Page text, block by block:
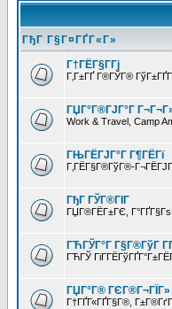
ГђГ Г§Г¤ГҐГ«Г»
Г†ГЁГ§Г­Гј
Г‚Г±ГҐ Г®ГЎГ®
ГЏГ°Г®ГЈГ°Г
Work & Travel, Camp
ГЊГЁГЈГ°Г Г¶ГЁГї
Г‚ГЁГ§Г®ГўГ®-
ГђГ ГЎГ®ГІГ
ГЏГ®ГЁГ±ГЄ,
ГЋГЎГ°Г Г§Г®ГўГ
ГЋГЎ
ГЏГ°Г® ГЄГ®Г¬ГЇГ»
Г†ГҐГ«ГҐГ§Г®,